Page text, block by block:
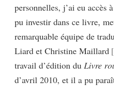
personnelles, j’ai eu accès
pu investir dans ce livre,
remarquable équipe de
Liard et Christine Maillard
travail d’édition du Livre
d’avril 2010, et il a pu